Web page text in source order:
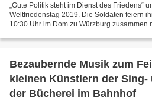
„Gute Politik steht im Dienst des Friedens“
Weltfriedenstag 2019. Die Soldaten feiern
10:30 Uhr im Dom zu Würzburg zusammen
Bezaubernde Musik zum
kleinen Künstlern der
der Bücherei im Bahnhof